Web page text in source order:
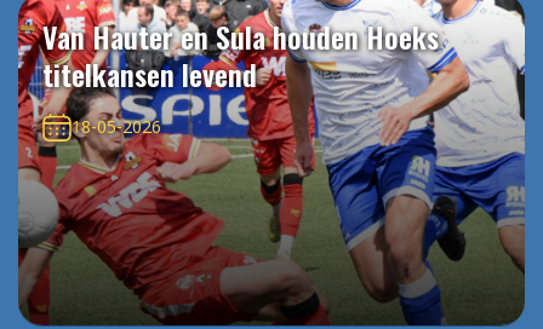
Van Hauter en Sula houden Hoeks
titelkansen levend
18-05-2026